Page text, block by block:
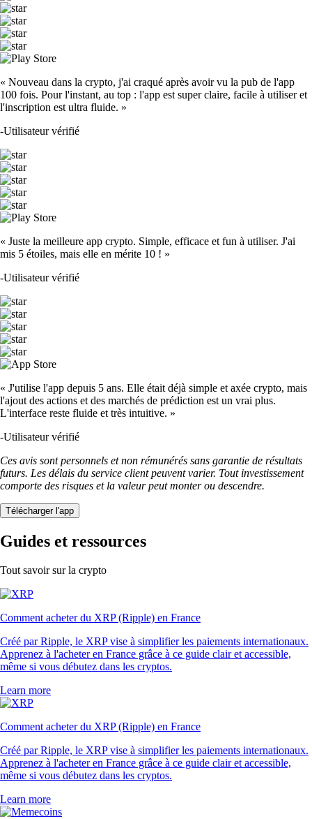
« Nouveau dans la crypto, j'ai craqué après avoir vu la pub de l'app
100 fois. Pour l'instant, au top : l'app est super claire, facile à utiliser et
l'inscription est ultra fluide. »
-Utilisateur vérifié
« Juste la meilleure app crypto. Simple, efficace et fun à utiliser. J'ai
mis 5 étoiles, mais elle en mérite 10 ! »
-Utilisateur vérifié
« J'utilise l'app depuis 5 ans. Elle était déjà simple et axée crypto, mais
l'ajout des actions et des marchés de prédiction est un vrai plus.
L'interface reste fluide et très intuitive. »
-Utilisateur vérifié
Ces avis sont personnels et non rémunérés sans garantie de résultats
futurs. Les délais du service client peuvent varier. Tout investissement
comporte des risques et la valeur peut monter ou descendre.
Télécharger l'app
Guides et ressources
Tout savoir sur la crypto
Comment acheter du XRP (Ripple) en France
Créé par Ripple, le XRP vise à simplifier les paiements internationaux.
Apprenez à l'acheter en France grâce à ce guide clair et accessible,
même si vous débutez dans les cryptos.
Learn more
Comment acheter du XRP (Ripple) en France
Créé par Ripple, le XRP vise à simplifier les paiements internationaux.
Apprenez à l'acheter en France grâce à ce guide clair et accessible,
même si vous débutez dans les cryptos.
Learn more